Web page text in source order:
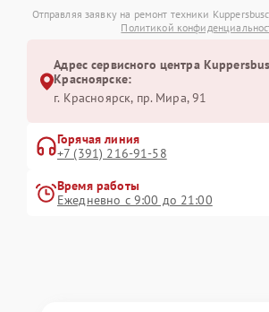
Отправляя заявку на ремонт техники
Политикой
Адрес сервисного центра
Красноярске:
г. Красноярск, ​пр. Мира, 91
Горячая линия
+7 (391) 216-91-58
Время работы
Ежедневно с 9:00 до 21:00